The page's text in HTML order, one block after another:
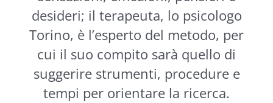
desideri; il terapeuta, lo psicologo
Torino, è l’esperto del metodo, per
cui il suo compito sarà quello di
suggerire strumenti, procedure e
tempi per orientare la ricerca.